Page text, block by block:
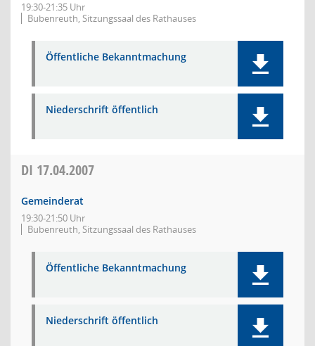
19:30-21:35 Uhr
Bubenreuth, Sitzungssaal des Rathauses
Öffentliche Bekanntmachung
Niederschrift öffentlich
DI 17.04.2007
Gemeinderat
19:30-21:50 Uhr
Bubenreuth, Sitzungssaal des Rathauses
Öffentliche Bekanntmachung
Niederschrift öffentlich